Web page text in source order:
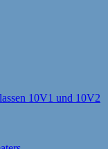
10V1 und 10V2